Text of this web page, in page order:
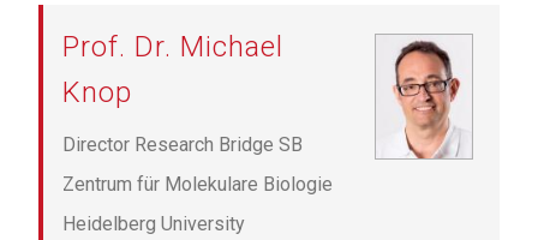
Prof. Dr. Michael
Knop
Director Research Bridge SB
Zentrum für Molekulare Biologie
Heidelberg University